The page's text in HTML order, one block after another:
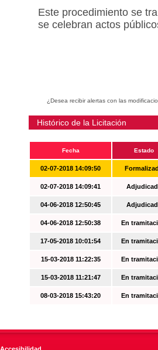
Este procedimiento se
se celebran actos
¿Desea recibir alertas con las
Histórico de la Licitación
Fecha Estado
02-07-2018 14:09:50
02-07-2018 14:09:41
04-06-2018 12:50:45
04-06-2018 12:50:38 En
17-05-2018 10:01:54 En
15-03-2018 11:22:35 En
15-03-2018 11:21:47 En
08-03-2018 15:43:20 En